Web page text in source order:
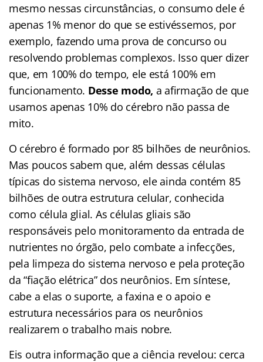
mesmo nessas circunstâncias, o consumo dele é
apenas 1% menor do que se estivéssemos, por
exemplo, fazendo uma prova de concurso ou
resolvendo problemas complexos. Isso quer dizer
que, em 100% do tempo, ele está 100% em
funcionamento. Desse modo, a afirmação de que
usamos apenas 10% do cérebro não passa de
mito.
O cérebro é formado por 85 bilhões de neurônios.
Mas poucos sabem que, além dessas células
típicas do sistema nervoso, ele ainda contém 85
bilhões de outra estrutura celular, conhecida
como célula glial. As células gliais são
responsáveis pelo monitoramento da entrada de
nutrientes no órgão, pelo combate a infecções,
pela limpeza do sistema nervoso e pela proteção
da “fiação elétrica” dos neurônios. Em síntese,
cabe a elas o suporte, a faxina e o apoio e
estrutura necessários para os neurônios
realizarem o trabalho mais nobre.
Eis outra informação que a ciência revelou: cerca